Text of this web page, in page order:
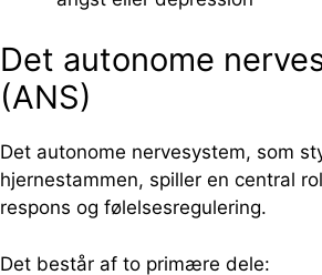
Det autonome
(ANS)
Det autonome nervesystem, som
hjernestammen, spiller en central
respons og følelsesregulering.
Det består af to primære dele: